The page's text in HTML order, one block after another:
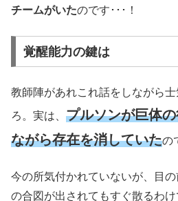
チームがいたのです･･･！
覚醒能力の鍵は
教師陣があれこれ話をしながら
ろ。実は、 プルソンが巨体
ながら存在を消していたの
今の所気付かれていないが、目
の合図が出されてもすぐ散るわ